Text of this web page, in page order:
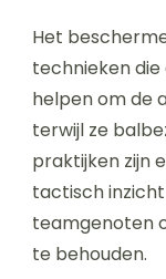
Het
technieken
helpen om de
terwijl ze
praktijken zijn
tactisch
teamgenoten
te behouden.